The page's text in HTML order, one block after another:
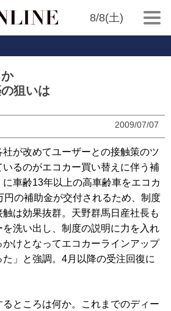
8/8(土)
か
狙いは
2009/07/07
が改めてユーザーとの接触策のツ
るのがエコカー買い替えに伴う補
車齢13年以上の高車齢車をエコカ
円の補助金が交付されるため、制度
は効果抜群。天野群馬日産社長も
を洗い出し、制度の説明に力を入れ
けとなってエコカーラインアップ
」と強調。4月以降の受注回復に
ところは何か。これまでのディー